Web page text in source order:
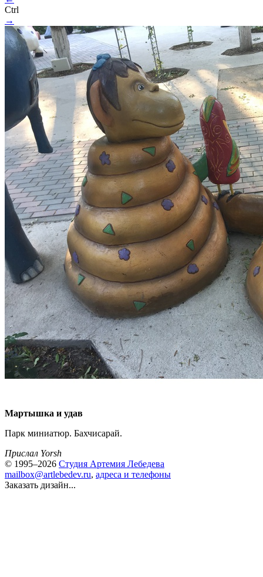
Ctrl
→
Мартышка и удав
Парк миниатюр. Бахчисарай.
Прислал Yorsh
© 1995–2026 Студия Артемия Лебедева
mailbox@artlebedev.ru, адреса и телефоны
Заказать дизайн...